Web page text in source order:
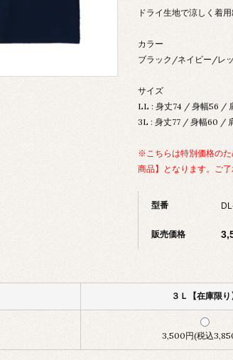
ドライ生地で涼しく着
カラー
ブラック/ネイビー/レ
サイズ
LL : 身丈74 / 身幅56 /
3L : 身丈77 / 身幅60 /
※こちらは特別価格の
商品】となります。ご了
型番
販売価格
３Ｌ【在庫限り】
3,500円(税込